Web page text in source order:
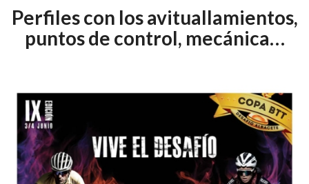
Perfiles con los avituallamientos,
puntos de control, mecánica…